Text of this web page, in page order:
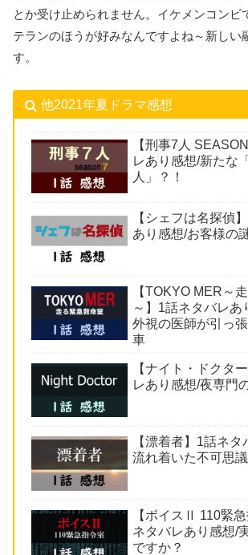
とか受け止められません。イケメンコンビ
テランのほうが好みなんですよね～新しい
す。
他2021年夏ドラマ感想
【刑事7人
レあり感想/新たな
人」？！
【シェフは名探偵
あり感想/お客様の
【TOKYO MER～
～】1話ネタバレあ
外視の医師が引っ
車
【ナイト・ドクタ
レあり感想/夜専門
【漂着者】1話ネ
流れ着いた不可思
【ボイスⅡ 110緊
ネタバレあり感想/
ですか？